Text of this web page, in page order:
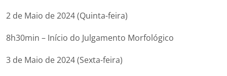
2 de Maio de 2024 (Quinta-feira)
8h30min – Início do Julgamento Morfológico
3 de Maio de 2024 (Sexta-feira)